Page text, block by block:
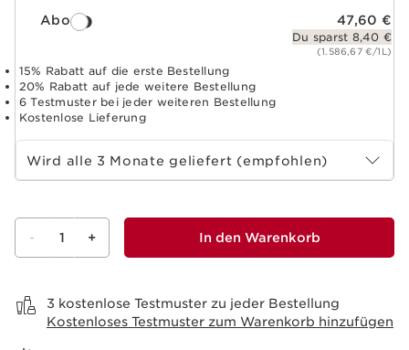
Abo 47,60 €
Du sparst 8,40 €
(1.586,67 €/1L)
15% Rabatt auf die erste Bestellung
20% Rabatt auf jede weitere Bestellung
6 Testmuster bei jeder weiteren Bestellung
Kostenlose Lieferung
Abo-Zeitraum wählen
Wird alle 3 Monate geliefert (empfohlen)
- 1 + In den Warenkorb
3 kostenlose Testmuster zu jeder Bestellung
Kostenloses Testmuster zum Warenkorb hinzufügen